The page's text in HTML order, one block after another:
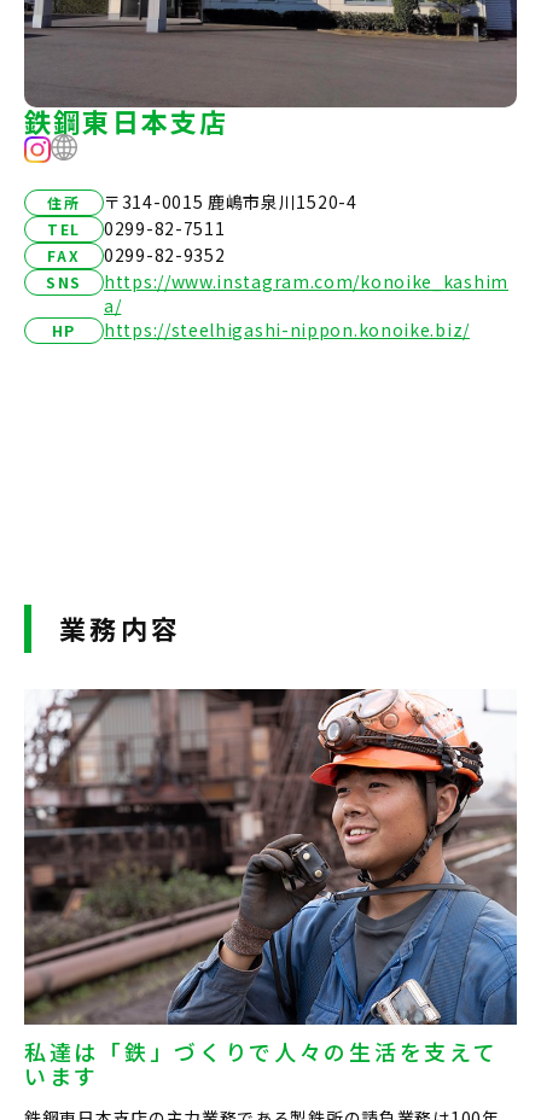
鉄鋼東日本支店
住所 〒314-0015 鹿嶋市泉川1520-4
TEL 0299-82-7511
FAX 0299-82-9352
SNS
https://www.instagram.com/konoike_kashim
a/
HP https://steelhigashi-nippon.konoike.biz/
業務内容
私達は「鉄」づくりで人々の生活を支えて
います